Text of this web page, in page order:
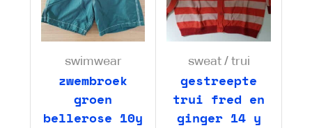
swimwear
zwembroek
groen
bellerose 10y
sweat / trui
gestreepte
trui fred en
ginger 14 y